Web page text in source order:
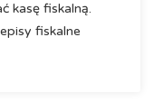
kasę fiskalną.
fiskalne